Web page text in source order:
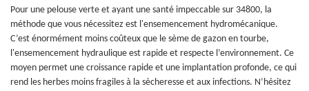
Pour une pelouse verte et ayant une santé impeccable sur 34800, la
méthode que vous nécessitez est l'ensemencement hydromécanique.
C’est énormément moins coûteux que le sème de gazon en tourbe,
l'ensemencement hydraulique est rapide et respecte l’environnement. Ce
moyen permet une croissance rapide et une implantation profonde, ce qui
rend les herbes moins fragiles à la sècheresse et aux infections. N’hésitez